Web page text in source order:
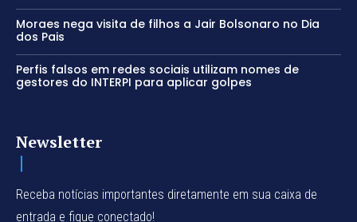
Moraes nega visita de filhos a Jair Bolsonaro no Dia
dos Pais
Perfis falsos em redes sociais utilizam nomes de
gestores do INTERPI para aplicar golpes
Newsletter
Receba notícias importantes diretamente em sua caixa de
entrada e fique conectado!